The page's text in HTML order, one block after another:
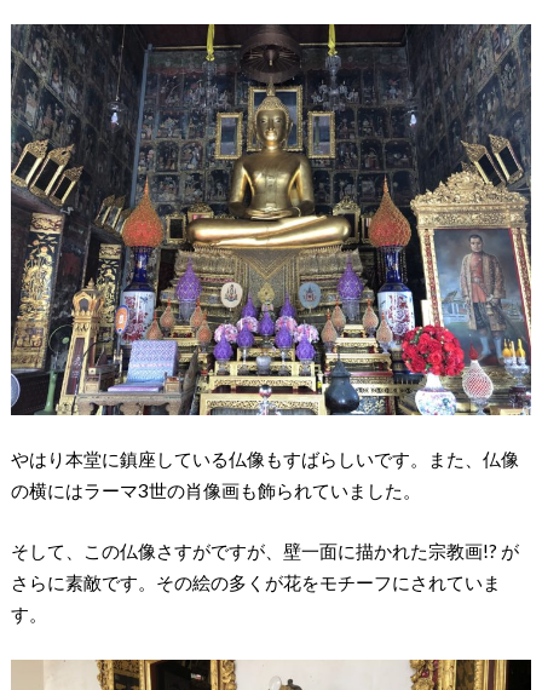
やはり本堂に鎮座している仏像もすばらしいです。また、仏像
の横にはラーマ3世の肖像画も飾られていました。
そして、この仏像さすがですが、壁一面に描かれた宗教画!? が
さらに素敵です。その絵の多くが花をモチーフにされていま
す。